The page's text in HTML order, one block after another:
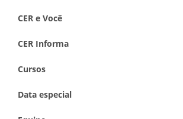
CER e Você
CER Informa
Cursos
Data especial